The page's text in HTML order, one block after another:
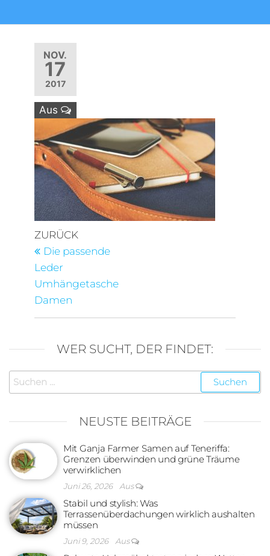
NOV.
17
2017
Aus
Beitragsnavigation
Vorheriger
Beitrag
ZURÜCK
Die passende
Leder
Umhängetasche
Damen
WER SUCHT, DER FINDET:
Suchen
nach:
NEUSTE BEITRÄGE
Mit Ganja Farmer Samen auf Teneriffa:
Grenzen überwinden und grüne Träume
verwirklichen
Juni 26, 2026 Aus
Stabil und stylish: Was
Terrassenüberdachungen wirklich aushalten
müssen
Juni 9, 2026 Aus